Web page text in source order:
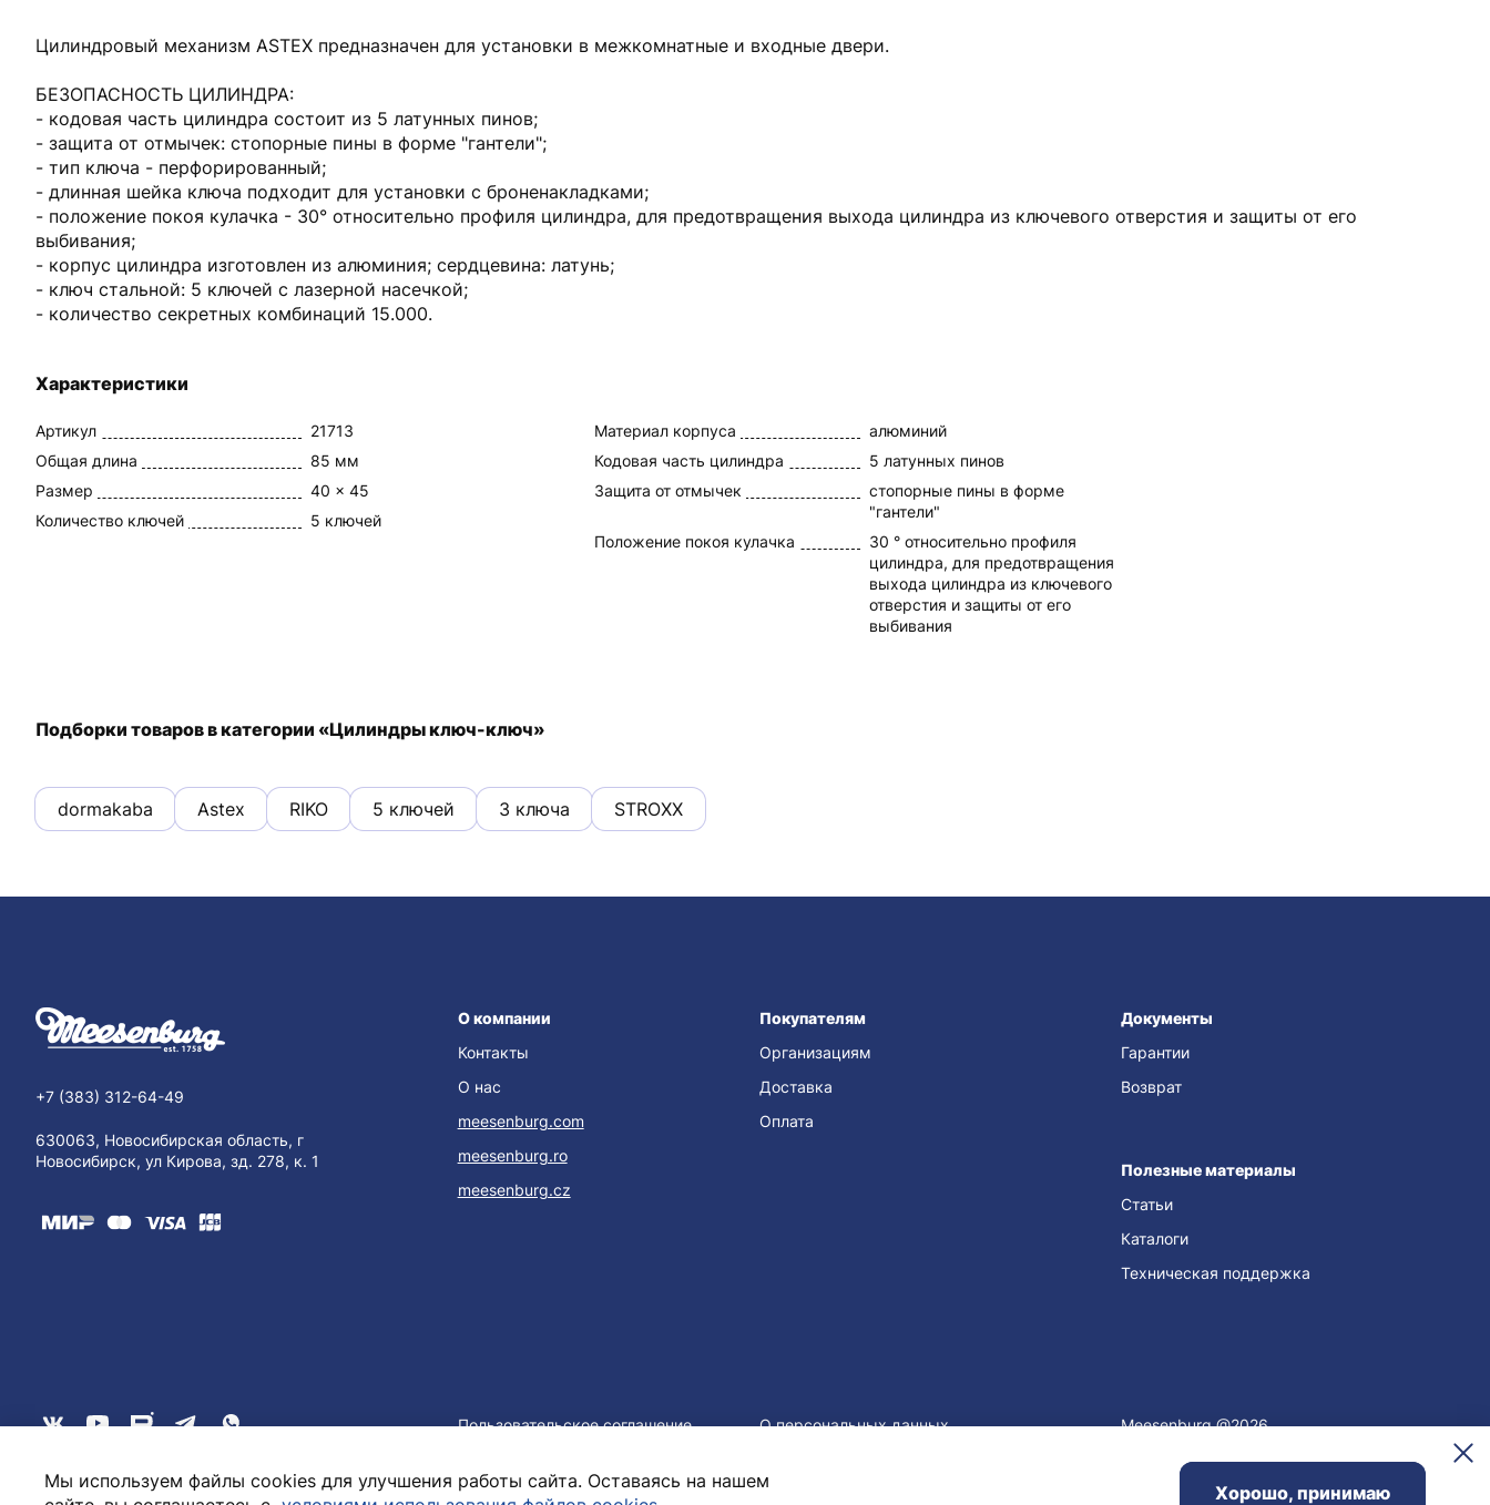
Цилиндровый механизм ASTEX предназначен для установки в межкомнатные и входные двери.
БЕЗОПАСНОСТЬ ЦИЛИНДРА:
- кодовая часть цилиндра состоит из 5 латунных пинов;
- защита от отмычек: стопорные пины в форме "гантели";
- тип ключа - перфорированный;
- длинная шейка ключа подходит для установки с броненакладками;
- положение покоя кулачка - 30° относительно профиля цилиндра, для предотвращения выхода цилиндра из ключевого отверстия и защиты от его
выбивания;
- корпус цилиндра изготовлен из алюминия; сердцевина: латунь;
- ключ стальной: 5 ключей с лазерной насечкой;
- количество секретных комбинаций 15.000.
Характеристики
Артикул
21713
Общая длина
85 мм
Размер
40 x 45
Количество ключей
5 ключей
Материал корпуса
алюминий
Кодовая часть цилиндра
5 латунных пинов
Защита от отмычек
стопорные пины в форме
"гантели"
Положение покоя кулачка
30 ° относительно профиля
цилиндра, для предотвращения
выхода цилиндра из ключевого
отверстия и защиты от его
выбивания
Подборки товаров в категории «Цилиндры ключ-ключ»
dormakaba Astex RIKO 5 ключей 3 ключа STROXX
Мы используем файлы cookies для улучшения работы сайта. Оставаясь на нашем
Хорошо, принимаю
+7 (383) 312-64-49
630063, Новосибирская область, г
Новосибирск, ул Кирова, зд. 278, к. 1
О компании
Контакты
О нас
meesenburg.com
meesenburg.ro
meesenburg.cz
Покупателям
Организациям
Доставка
Оплата
Документы
Гарантии
Возврат
Полезные материалы
Статьи
Каталоги
Техническая поддержка
Пользовательское соглашение О персональных данных Meesenburg @2026